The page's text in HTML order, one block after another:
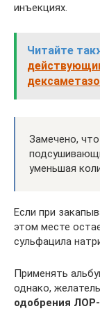
инъекциях.
Читайте
Замечено,
уменьшая
Если при
этом месте
сульфацила
Применять
однако,
одобрения